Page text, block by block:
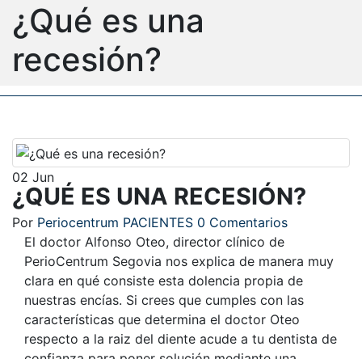
¿Qué es una
recesión?
02 Jun
¿QUÉ ES UNA RECESIÓN?
Por Periocentrum PACIENTES 0 Comentarios
El doctor Alfonso Oteo, director clínico de
PerioCentrum Segovia nos explica de manera muy
clara en qué consiste esta dolencia propia de
nuestras encías. Si crees que cumples con las
características que determina el doctor Oteo
respecto a la raiz del diente acude a tu dentista de